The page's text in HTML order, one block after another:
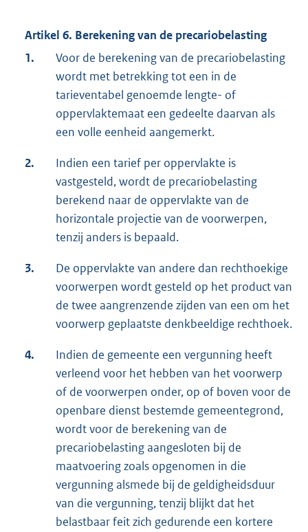
Artikel 6. Berekening van de precariobelasting
1.
Voor de berekening van de precariobelasting
wordt met betrekking tot een in de
tarieventabel genoemde lengte- of
oppervlaktemaat een gedeelte daarvan als
een volle eenheid aangemerkt.
2.
Indien een tarief per oppervlakte is
vastgesteld, wordt de precariobelasting
berekend naar de oppervlakte van de
horizontale projectie van de voorwerpen,
tenzij anders is bepaald.
3.
De oppervlakte van andere dan rechthoekige
voorwerpen wordt gesteld op het product van
de twee aangrenzende zijden van een om het
voorwerp geplaatste denkbeeldige rechthoek.
4.
Indien de gemeente een vergunning heeft
verleend voor het hebben van het voorwerp
of de voorwerpen onder, op of boven voor de
openbare dienst bestemde gemeentegrond,
wordt voor de berekening van de
precariobelasting aangesloten bij de
maatvoering zoals opgenomen in die
vergunning alsmede bij de geldigheidsduur
van die vergunning, tenzij blijkt dat het
belastbaar feit zich gedurende een kortere